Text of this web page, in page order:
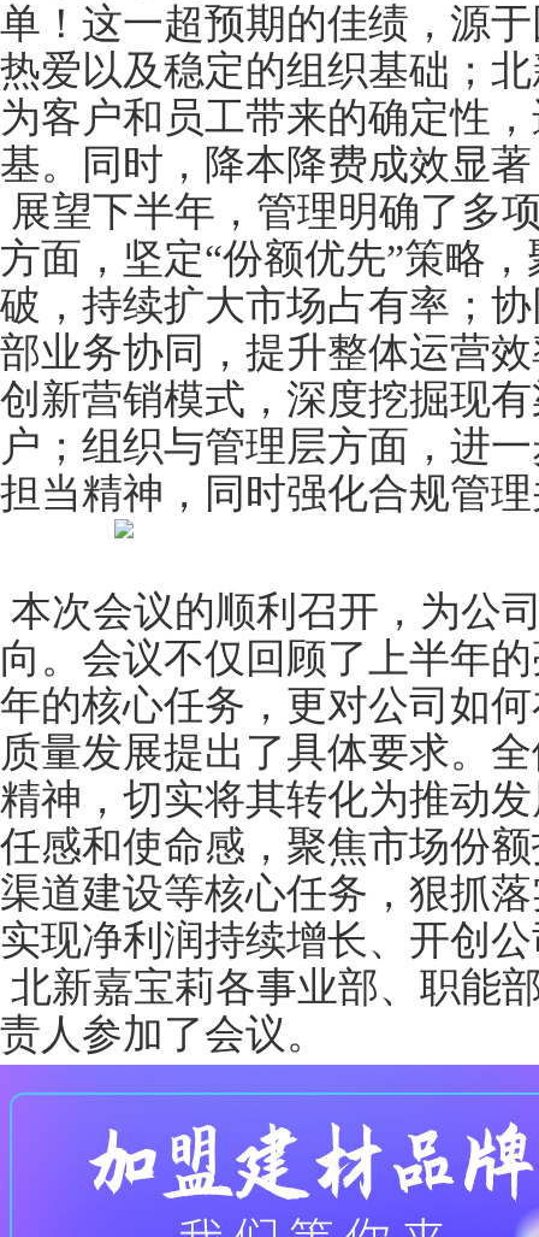
单！这一超预期的佳绩，源
热爱以及稳定的组织基础；
为客户和员工带来的确定性
基。同时，降本降费成效显
展望下半年，管理明确了多
方面，坚定“份额优先”策略
破，持续扩大市场占有率；
部业务协同，提升整体运营
创新营销模式，深度挖掘现
户；组织与管理层方面，进
担当精神，同时强化合规管
本次会议的顺利召开，为公
向。会议不仅回顾了上半年
年的核心任务，更对公司如
质量发展提出了具体要求。
精神，切实将其转化为推动
任感和使命感，聚焦市场份
渠道建设等核心任务，狠抓
实现净利润持续增长、开创
北新嘉宝莉各事业部、职能
责人参加了会议。